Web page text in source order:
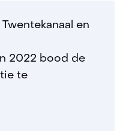
en
2022 bood de
te